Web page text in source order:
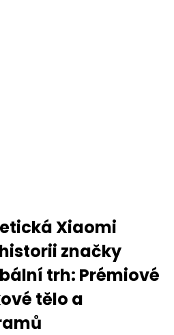
Xiaomi
značky
trh: Prémiové
tělo a